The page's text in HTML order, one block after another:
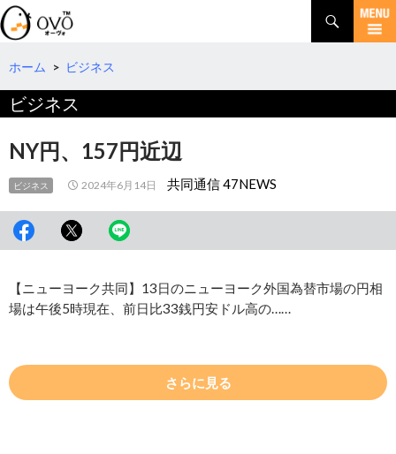
検
索
コ
テ
へ
移
動
ホーム > ビジネス
ビジネス
NY円、157円近辺
ビジネス 2024年6月14日 共同通信 47NEWS
【ニューヨーク共同】13日のニューヨーク外国為替市場の円相
場は午後5時現在、前日比33銭円安ドル高の……
さらに見る